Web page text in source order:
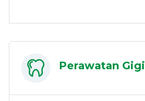
Perawatan Gigi